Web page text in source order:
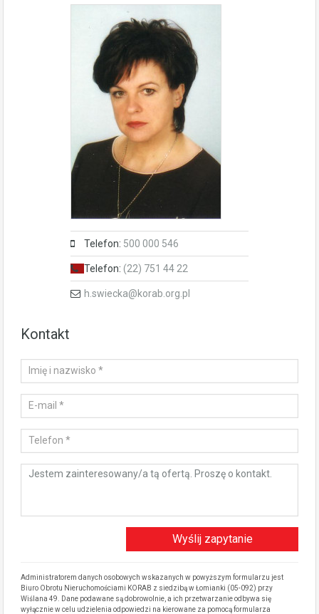
Telefon: 500 000 546
Telefon: (22) 751 44 22
h.swiecka@korab.org.pl
Kontakt
Administratorem danych osobowych wskazanych w powyższym formularzu jest
Biuro Obrotu Nieruchomościami KORAB z siedzibą w Łomianki (05-092) przy
Wiślana 49. Dane podawane są dobrowolnie, a ich przetwarzanie odbywa się
wyłącznie w celu udzielenia odpowiedzi na kierowane za pomocą formularza